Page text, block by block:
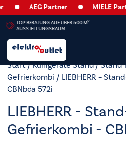
AEG Partner MIELE Partner
Start/Kühlgeräte Stand/
Gefrierkombi / LIEBHERR –
CBNbda 572i
LIEBHERR -
Gefrierkombi -